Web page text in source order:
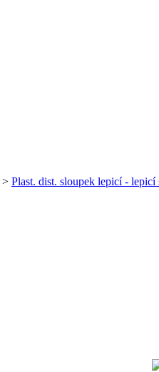
> Plast. dist. sloupek lepicí -